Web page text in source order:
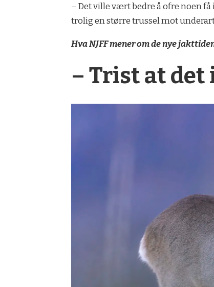
– Det ville vært bedre å ofre noen
trolig en større trussel mot
Hva NJFF mener om de nye
– Trist at